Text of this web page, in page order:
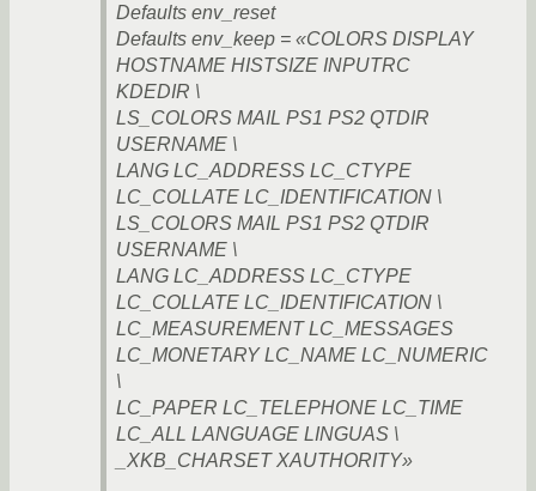
Defaults env_reset
Defaults env_keep = «COLORS DISPLAY
HOSTNAME HISTSIZE INPUTRC
KDEDIR \
LS_COLORS MAIL PS1 PS2 QTDIR
USERNAME \
LANG LC_ADDRESS LC_CTYPE
LC_COLLATE LC_IDENTIFICATION \
LS_COLORS MAIL PS1 PS2 QTDIR
USERNAME \
LANG LC_ADDRESS LC_CTYPE
LC_COLLATE LC_IDENTIFICATION \
LC_MEASUREMENT LC_MESSAGES
LC_MONETARY LC_NAME LC_NUMERIC
\
LC_PAPER LC_TELEPHONE LC_TIME
LC_ALL LANGUAGE LINGUAS \
_XKB_CHARSET XAUTHORITY»